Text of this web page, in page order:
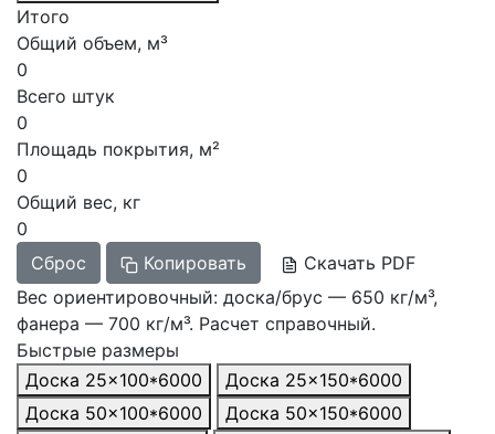
Итого
Общий объем, м³
0
Всего штук
0
Площадь покрытия, м²
0
Общий вес, кг
0
Сброс
Копировать
Скачать PDF
Вес ориентировочный: доска/брус — 650 кг/м³,
фанера — 700 кг/м³. Расчет справочный.
Быстрые размеры
Доска 25×100*6000
Доска 25×150*6000
Доска 50×100*6000
Доска 50×150*6000